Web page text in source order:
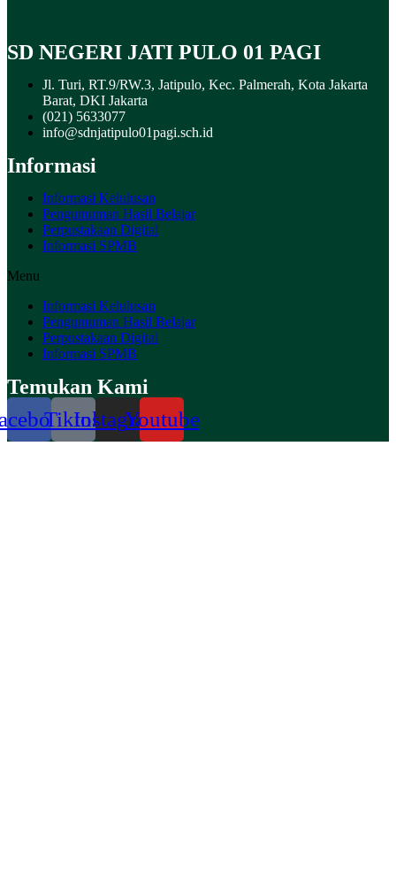
SD NEGERI JATI PULO 01 PAGI
Jl. Turi, RT.9/RW.3, Jatipulo, Kec. Palmerah, Kota Jakarta
Barat, DKI Jakarta
(021) 5633077
info@sdnjatipulo01pagi.sch.id
Informasi
Informasi Kelulusan
Pengumuman Hasil Belajar
Perpustakaan Digital
Informasi SPMB
Menu
Informasi Kelulusan
Pengumuman Hasil Belajar
Perpustakaan Digital
Informasi SPMB
Temukan Kami
TiktokInstagramYoutube